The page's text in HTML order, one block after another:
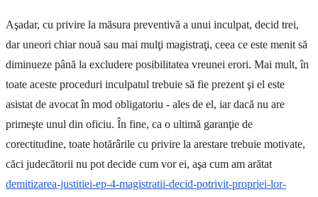
Aşadar, cu privire la măsura preventivă a unui inculpat, decid trei,
dar uneori chiar nouă sau mai mulţi magistraţi, ceea ce este menit să
diminueze până la excludere posibilitatea vreunei erori. Mai mult, în
toate aceste proceduri inculpatul trebuie să fie prezent şi el este
asistat de avocat în mod obligatoriu - ales de el, iar dacă nu are
primeşte unul din oficiu. În fine, ca o ultimă garanţie de
corectitudine, toate hotărârile cu privire la arestare trebuie motivate,
căci judecătorii nu pot decide cum vor ei, aşa cum am arătat
demitizarea-justitiei-ep-4-magistratii-decid-potrivit-propriei-lor-